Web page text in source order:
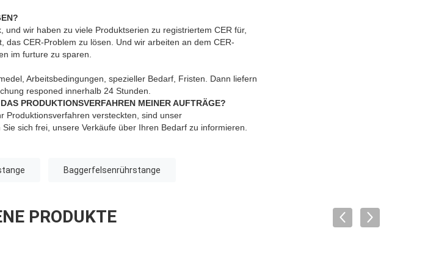
wir haben zu viele Produktserien zu registriertem CER für,
CER-Problem zu lösen. Und wir arbeiten an dem CER-
im furture zu sparen.
Arbeitsbedingungen, spezieller Bedarf, Fristen. Dann liefern
responed innerhalb 24 Stunden.
PRODUKTIONSVERFAHREN MEINER AUFTRÄGE?
Produktionsverfahren versteckten, sind unser
sich frei, unsere Verkäufe über Ihren Bedarf zu informieren.
Baggerfelsenrührstange
PRODUKTE